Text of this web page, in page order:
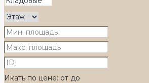
Икать по цене: от до